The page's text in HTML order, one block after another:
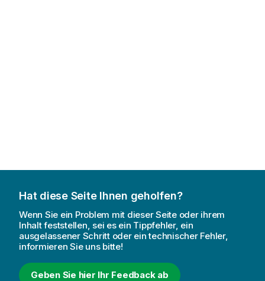
Hat diese Seite Ihnen geholfen?
Wenn Sie ein Problem mit dieser Seite oder ihrem
Inhalt feststellen, sei es ein Tippfehler, ein
ausgelassener Schritt oder ein technischer Fehler,
informieren Sie uns bitte!
Geben Sie hier Ihr Feedback ab